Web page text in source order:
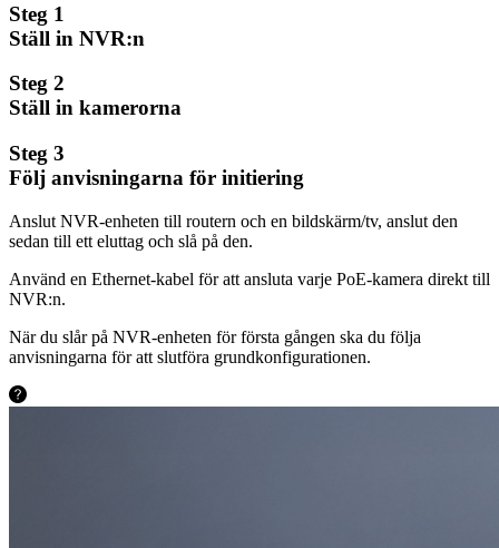
Steg 1
Ställ in NVR:n
Steg 2
Ställ in kamerorna
Steg 3
Följ anvisningarna för initiering
Anslut NVR-enheten till routern och en bildskärm/tv, anslut den
sedan till ett eluttag och slå på den.
Använd en Ethernet-kabel för att ansluta varje PoE-kamera direkt till
NVR:n.
När du slår på NVR-enheten för första gången ska du följa
anvisningarna för att slutföra grundkonfigurationen.